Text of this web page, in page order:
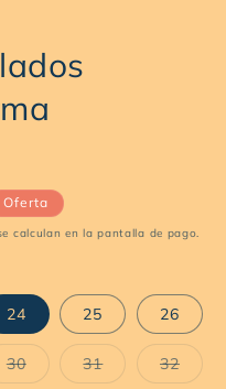
Oferta
calculan en la pantalla de pago.
24 25 26
30Variante
agotada
31Variante
agotada
32